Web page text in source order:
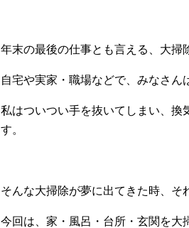
年末の最後の仕事とも言える、大掃
自宅や実家・職場などで、みなさん
私はついつい手を抜いてしまい、換
す。
そんな大掃除が夢に出てきた時、そ
今回は、家・風呂・台所・玄関を大